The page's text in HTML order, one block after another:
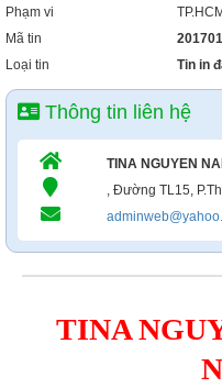
Phạm vi
TP.HCM
Mã tin
Loại tin
Tin in
Thông tin liên hệ
TINA NGUYEN
, Đường TL15,
TINA